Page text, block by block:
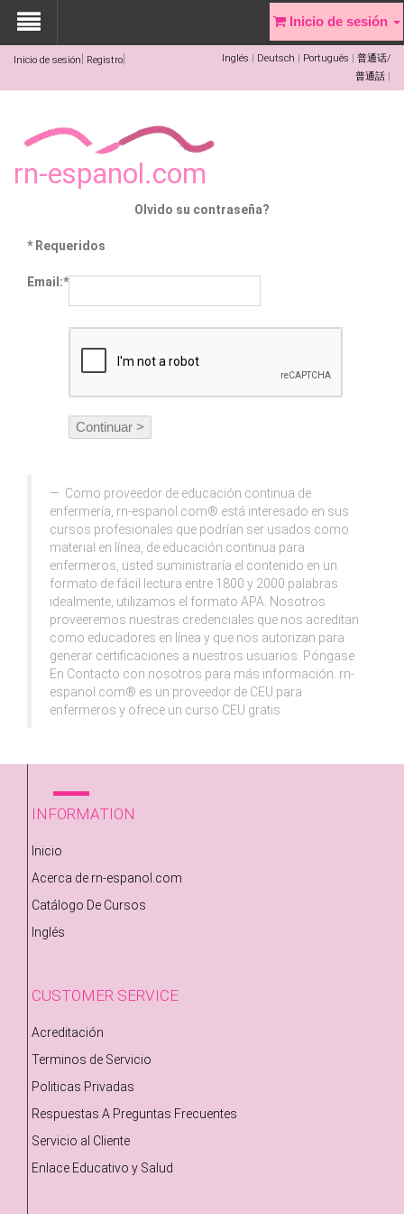
Inicio de sesión Registro Inglés Deutsch Português
普通话/
普通話
rn-espanol.com
Inicio de sesión
Olvido su contraseña?
* Requeridos
Email:*
Como proveedor de educación continua de
enfermería, rn-espanol.com® está interesado en sus
cursos profesionales que podrían ser usados como
material en línea, de educación continua para
enfermeros, usted suministraría el contenido en un
formato de fácil lectura entre 1800 y 2000 palabras
idealmente, utilizamos el formato APA. Nosotros
proveeremos nuestras credenciales que nos acreditan
como educadores en línea y que nos autorizan para
generar certificaciones a nuestros usuarios. Póngase
En Contacto con nosotros para más información. rn-
espanol.com® es un proveedor de CEU para
enfermeros y ofrece un curso CEU gratis.
INFORMATION
Inicio
Acerca de rn-espanol.com
Catálogo De Cursos
Inglés
CUSTOMER SERVICE
Acreditación
Terminos de Servicio
Politicas Privadas
Respuestas A Preguntas Frecuentes
Servicio al Cliente
Enlace Educativo y Salud